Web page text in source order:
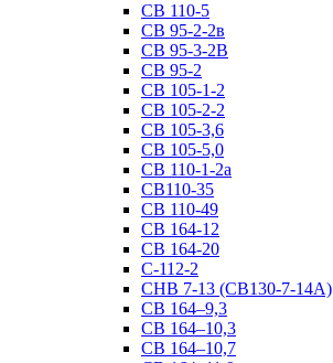
СВ 110-5
СВ 95-2-2в
СВ 95-3-2В
СВ 95-2
СВ 105-1-2
СВ 105-2-2
СВ 105-3,6
СВ 105-5,0
СВ 110-1-2а
СВ110-35
СВ 110-49
СВ 164-12
СВ 164-20
С-112-2
СНВ 7-13 (СВ130-7-14А)
СВ 164–9,3
СВ 164–10,3
СВ 164–10,7